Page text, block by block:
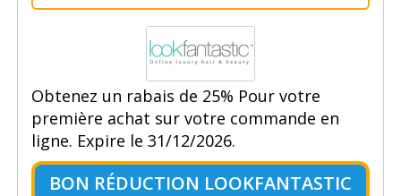
Obtenez un rabais de 25% Pour votre
première achat sur votre commande en
ligne. Expire le 31/12/2026.
BON RÉDUCTION LOOKFANTASTIC